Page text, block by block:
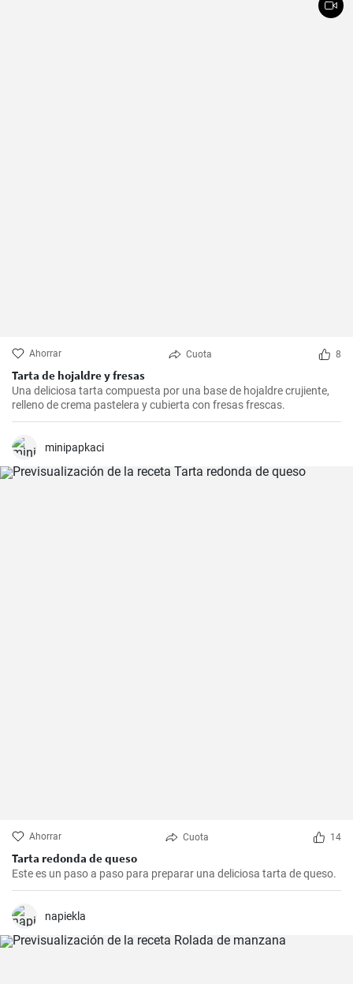
Ahorrar Cuota 8
Tarta de hojaldre y fresas
Una deliciosa tarta compuesta por una base de hojaldre crujiente,
relleno de crema pastelera y cubierta con fresas frescas.
minipapkaci
Ahorrar Cuota 14
Tarta redonda de queso
Este es un paso a paso para preparar una deliciosa tarta de queso.
napiekla